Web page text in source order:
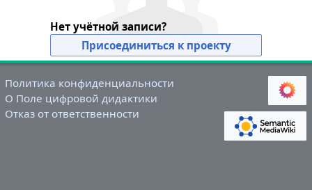
Нет учётной записи?
Присоединиться к проекту
Политика конфиденциальности
О Поле цифровой дидактики
Отказ от ответственности